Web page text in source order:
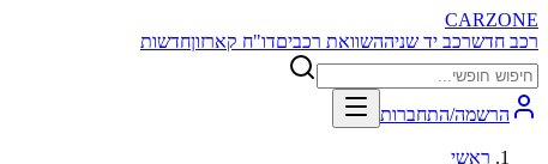
CARZONE
רכב חדשרכב יד שניההשוואת רכביםדו"ח קארזוןחדשות
הרשמה/התחברות
ראשי